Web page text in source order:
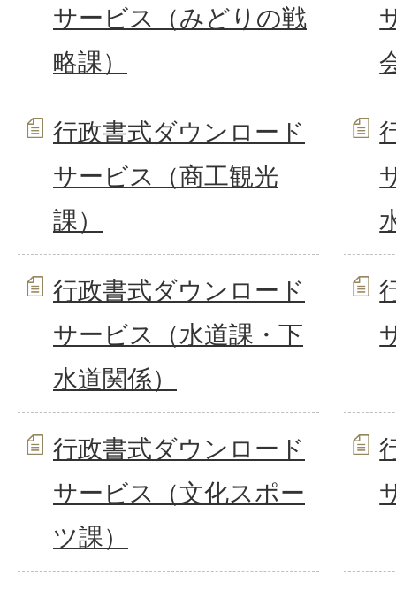
サービス（みどりの戦
略課）
行政書式ダウンロード
サービス（商工観光
課）
行政書式ダウンロード
サービス（水道課・下
水道関係）
行政書式ダウンロード
サービス（文化スポー
ツ課）